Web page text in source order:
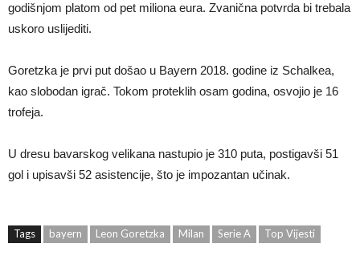
godišnjom platom od pet miliona eura. Zvanična potvrda bi trebala
uskoro uslijediti.
Goretzka je prvi put došao u Bayern 2018. godine iz Schalkea,
kao slobodan igrač. Tokom proteklih osam godina, osvojio je 16
trofeja.
U dresu bavarskog velikana nastupio je 310 puta, postigavši 51
gol i upisavši 52 asistencije, što je impozantan učinak.
Tags bayern Leon Goretzka Milan Serie A Top Vijesti